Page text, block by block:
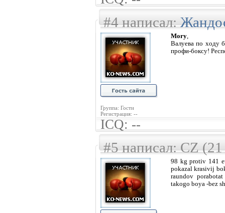
#4 написал:
Группа: Гости
Регистрация: --
Mory,
Валуева по ходу
профи-боксу!
ICQ: --
#5 написал: CZ
98 kg protiv 141
pokazal krasivij
raundov
takogo boya -bez